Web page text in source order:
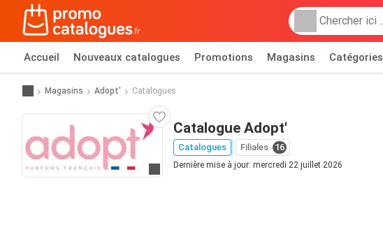
Accueil Nouveaux catalogues Promotions Magasins Catégories
Magasins Adopt' Catalogues
Allez au site web
Catalogue Adopt'
Catalogues Filiales 16
Dernière mise à jour: mercredi 22 juillet 2026